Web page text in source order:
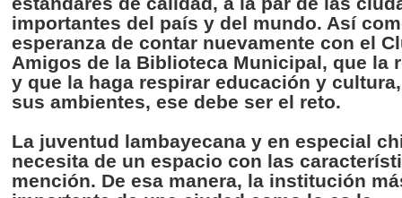
importantes del país y del mundo. Así
esperanza de contar nuevamente con el
Amigos de la Biblioteca Municipal, que la
y que la haga respirar educación y cultura
sus ambientes, ese debe ser el reto.
La juventud lambayecana y en especial
necesita de un espacio con las
mención. De esa manera, la institución